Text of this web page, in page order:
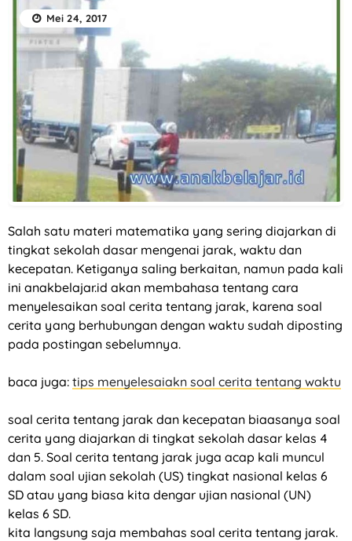
Mei 24, 2017
Salah satu materi matematika yang sering diajarkan di
tingkat sekolah dasar mengenai jarak, waktu dan
kecepatan. Ketiganya saling berkaitan, namun pada kali
ini anakbelajar.id akan membahasa tentang cara
menyelesaikan soal cerita tentang jarak, karena soal
cerita yang berhubungan dengan waktu sudah diposting
pada postingan sebelumnya.
baca juga: tips menyelesaiakn soal cerita tentang waktu
soal cerita tentang jarak dan kecepatan biaasanya soal
cerita yang diajarkan di tingkat sekolah dasar kelas 4
dan 5. Soal cerita tentang jarak juga acap kali muncul
dalam soal ujian sekolah (US) tingkat nasional kelas 6
SD atau yang biasa kita dengar ujian nasional (UN)
kelas 6 SD.
kita langsung saja membahas soal cerita tentang jarak.